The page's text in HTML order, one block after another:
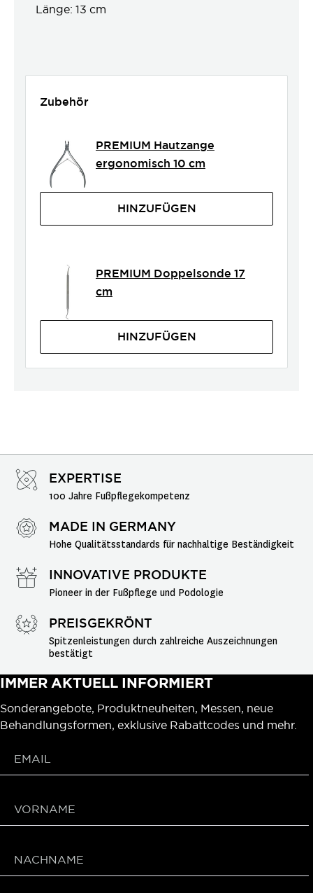
Länge: 13 cm
Zubehör
PREMIUM Hautzange
ergonomisch 10 cm
HINZUFÜGEN
PREMIUM Doppelsonde 17
cm
HINZUFÜGEN
EXPERTISE
100 Jahre Fußpflegekompetenz
MADE IN GERMANY
Hohe Qualitätsstandards für nachhaltige Beständigkeit
INNOVATIVE PRODUKTE
Pioneer in der Fußpflege und Podologie
PREISGEKRÖNT
Spitzenleistungen durch zahlreiche Auszeichnungen
bestätigt
IMMER AKTUELL INFORMIERT
Sonderangebote, Produktneuheiten, Messen, neue
Behandlungsformen, exklusive Rabattcodes und mehr.